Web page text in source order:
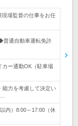
現場監督の仕事をお任
普通自動車運転免許
カー通勤OK（駐車場
能力を考慮して決定い
内）8:00～17:00（休